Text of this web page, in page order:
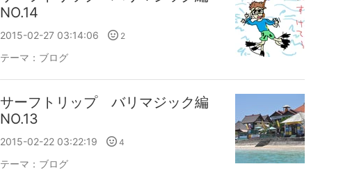
NO.14
2015-02-27 03:14:06 2
テーマ： ブログ
サーフトリップ バリマジック編
NO.13
2015-02-22 03:22:19 4
テーマ： ブログ